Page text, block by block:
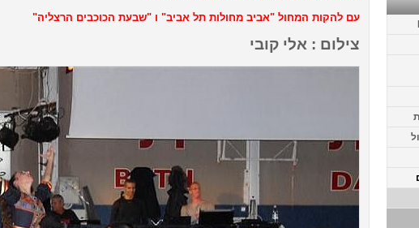
עם להקות המחול "אביב מחולות תל אביב" ו "שבעת הכוכבים הרצליה"
צילום : אלי קובי